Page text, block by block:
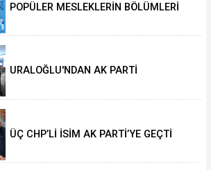
POPÜLER MESLEKLERİN BÖLÜMLERİ
URALOĞLU'NDAN AK PARTİ
ÜÇ CHP’Lİ İSİM AK PARTİ’YE GEÇTİ